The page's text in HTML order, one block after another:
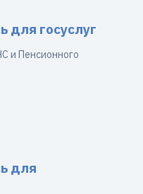
для госуслуг
и Пенсионного
для